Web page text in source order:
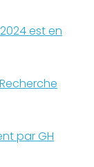
est en
par GH